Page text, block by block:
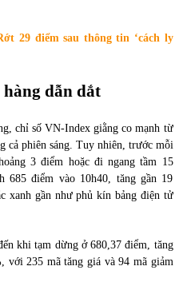
3.6.2022: CTCK mua ròng 28,7 tỷ đồng
đấu giá đất ở Thanh Hoá
hàng tiếp tục tăng mạnh
29 điểm sau thông tin ‘cách ly
dẫn dắt
chỉ số VN-Index giằng co mạnh từ
cả phiên sáng. Tuy nhiên, trước mỗi
3 điểm hoặc đi ngang tầm 15
685 điểm vào 10h40, tăng gần 19
xanh gần như phủ kín bảng điện tử
khi tạm dừng ở 680,37 điểm, tăng
với 235 mã tăng giá và 94 mã giảm